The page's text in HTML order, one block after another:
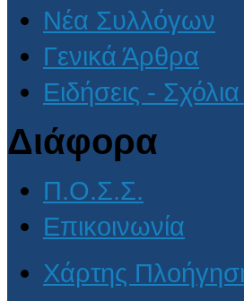
Νέα Συλλόγων
Γενικά Άρθρα
Ειδήσεις -
Διάφορα
Π.Ο.Σ.Σ.
Επικοινωνία
Χάρτης